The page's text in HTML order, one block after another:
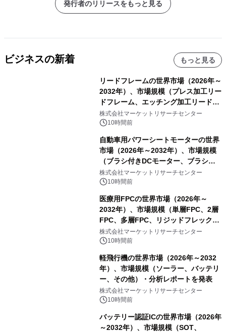
発行者のリリースをもっと見る
ビジネスの新着 もっと見る
リードフレームの世界市場（2026年～
2032年）、市場規模（プレス加工リー
ドフレーム、エッチング加工リードフ
レーム）・分析レポートを発表
株式会社マーケットリサーチセンター
10時間前
自動車用パワーシートモーターの世界
市場（2026年～2032年）、市場規模
（ブラシ付きDCモーター、ブラシレ
スDCモーター）・分析レポートを発
表
株式会社マーケットリサーチセンター
10時間前
医療用FPCの世界市場（2026年～
2032年）、市場規模（単層FPC、2層
FPC、多層FPC、リジッドフレックス
PCB）・分析レポートを発表
株式会社マーケットリサーチセンター
10時間前
軽飛行機の世界市場（2026年～2032
年）、市場規模（ソーラー、バッテリ
ー、その他）・分析レポートを発表
株式会社マーケットリサーチセンター
10時間前
バッテリー認証ICの世界市場（2026年
～2032年）、市場規模（SOT、